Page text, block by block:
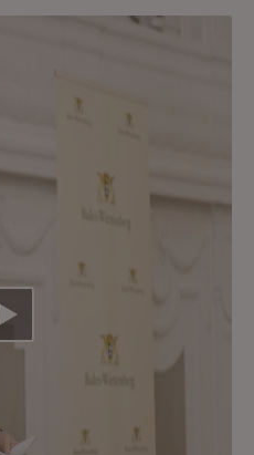
Video abspielen